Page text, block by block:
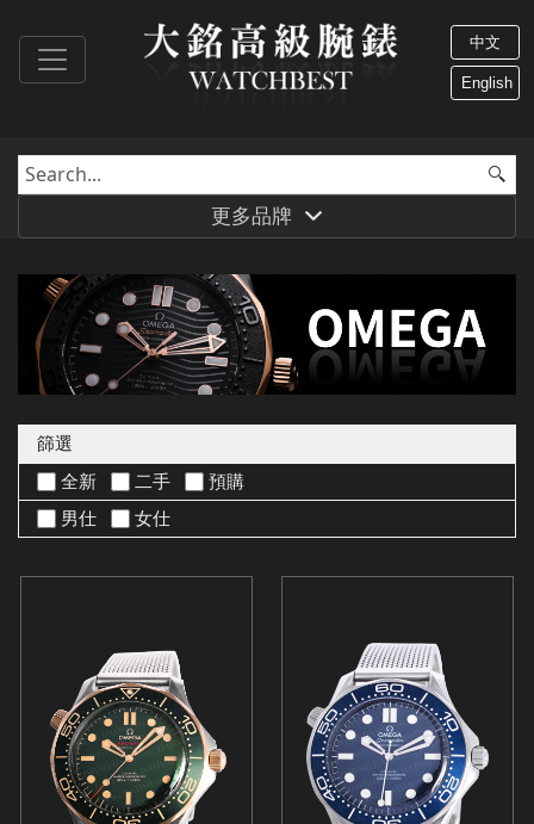
中文
English
更多品牌
篩選
全新
二手
預購
男仕
女仕